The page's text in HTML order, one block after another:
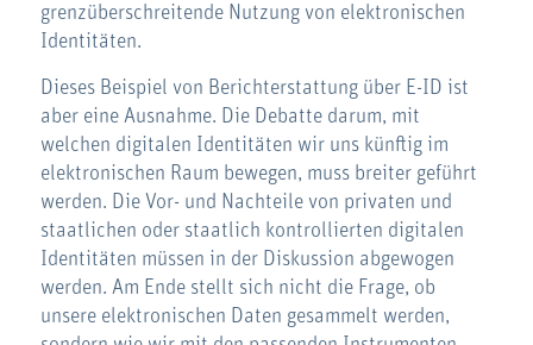
grenzüberschreitende Nutzung von elektronischen
Identitäten.
Dieses Beispiel von Berichterstattung über E-ID ist
aber eine Ausnahme. Die Debatte darum, mit
welchen digitalen Identitäten wir uns künftig im
elektronischen Raum bewegen, muss breiter geführt
werden. Die Vor- und Nachteile von privaten und
staatlichen oder staatlich kontrollierten digitalen
Identitäten müssen in der Diskussion abgewogen
werden. Am Ende stellt sich nicht die Frage, ob
unsere elektronischen Daten gesammelt werden,